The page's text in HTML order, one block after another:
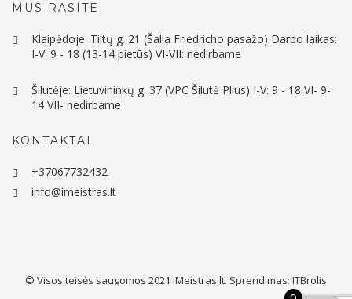
MUS RASITE
Klaipėdoje: Tiltų g. 21 (Šalia Friedricho pasažo) Darbo laikas:
I-V: 9 - 18 (13-14 pietūs) VI-VII: nedirbame
Šilutėje: Lietuvininkų g. 37 (VPC Šilutė Plius) I-V: 9 - 18 VI- 9-
14 VII- nedirbame
KONTAKTAI
+37067732432
info@imeistras.lt
© Visos teisės saugomos 2021 iMeistras.lt. Sprendimas: ITBrolis